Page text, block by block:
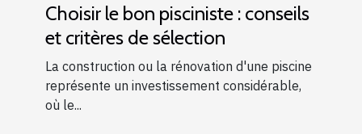
Choisir le bon pisciniste : conseils
et critères de sélection
La construction ou la rénovation d'une piscine
représente un investissement considérable,
où le...